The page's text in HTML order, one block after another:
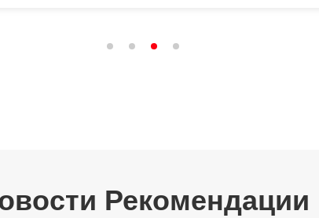
Рекомендации